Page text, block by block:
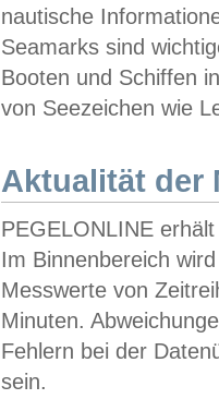
nautische
Seamarks sind
Booten und Schiffen
von Seezeichen wie
Aktualität der
PEGELONLINE
Im Binnenbereich
Messwerte von
Minuten.
Fehlern bei der
sein.